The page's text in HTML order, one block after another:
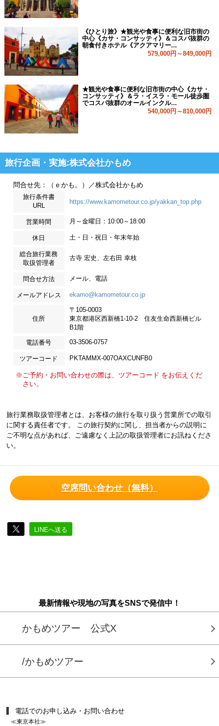
《ひとり旅》★観光や食事に便利な旧市街の
中心《カサ・コンサッティ》＆コスパ抜群の
朝食付きホテル《アクアマリー...
579,000円～849,000円
★観光や食事に便利な旧市街の中心《カサ・
コンサッティ》＆ラ・イスラ・モール徒歩圏
でコスパ抜群のオールインクル...
540,000円～810,000円
旅行企画・実施:株式会社かもめ
問合せ先：（ｅかも。）／株式会社かもめ
旅行条件書
URL
https://www.kamometour.co.jp/yakkan_top.php
営業時間 月～金曜日：10:00～18:00
休日 土・日・祝日・年末年始
総合旅行業務
取扱管理者
古寺 宏史、左右田 幸枝
問合せ方法 メール、電話
メールアドレス ekamo@kamometour.co.jp
住所
〒105-0003
東京都港区西新橋1-10-2 住友生命西新橋ビル
B1階
電話番号 03-3506-0757
ツアーコード PKTAMMX-007OAXCUNFB0
※ご予約・お問い合わせの際は、ツアーコード をお伝えくだ
さい。
旅行業務取扱管理者とは、お客様の旅行を取り扱う営業所での取引
に関する責任者です。 この旅行契約に関し、担当者からの説明に
ご不明な点があれば、ご遠慮なく上記の取扱管理者にお訊ねくださ
い。
空席問い合わせ（無料）
LINEへ送る
最新情報や現地の写真をSNSで発信中！
かもめツアー 公式X
/かもめツアー
電話でのお申し込み・お問い合わせ
≪東京本社≫